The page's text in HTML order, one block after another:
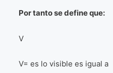
Por tanto se define que:
V
V= es lo visible es igual a